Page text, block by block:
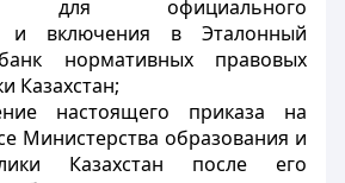
для официального
и включения в Эталонный
нормативных правовых
Казахстан;
настоящего приказа на
Министерства образования и
Казахстан после его